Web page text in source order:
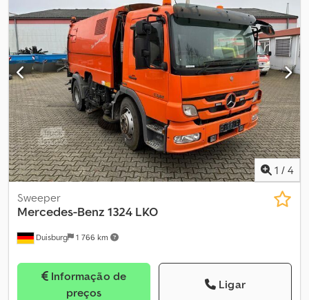
de disco – Comprimento: 5650 mm – Largura: 2550 mm – Altura:
3320 mm – Peso em vazio: 3770 kg – Fabricante da estrutura: HLW
– Material do tanque: aço inoxidável – Volume total do tanque:
13000 L – Número de compartimentos do tanque: 1 – Defletores –
Isolado – Limpeza CIP. Cjdpezfpz Sofx Akbsrf
1 / 4
Duisburg 1 766 km
Sweeper
Mercedes-Benz 1324 LKO
Informação de
preços
Ligar